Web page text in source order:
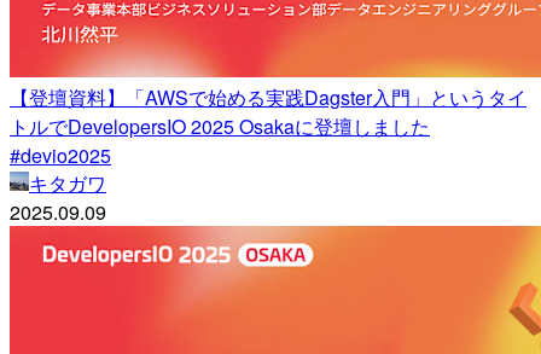
【登壇資料】「AWSで始める実践Dagster入門」というタイ
トルでDevelopersIO 2025 Osakaに登壇しました
#devio2025
キタガワ
2025.09.09